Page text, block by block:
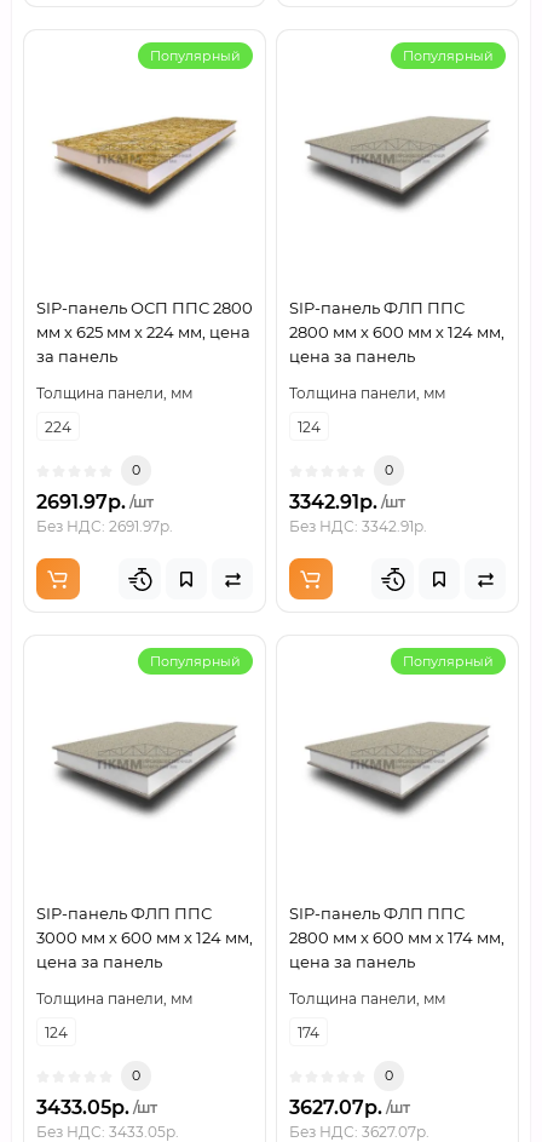
Популярный
SIP-панель ОСП ППС 2800
мм х 625 мм х 224 мм, цена
за панель
Толщина панели, мм
224
0
2691.97р. /шт
Без НДС: 2691.97р.
Популярный
SIP-панель ФЛП ППС
2800 мм х 600 мм х 124 мм,
цена за панель
Толщина панели, мм
124
0
3342.91р. /шт
Без НДС: 3342.91р.
Популярный
SIP-панель ФЛП ППС
3000 мм х 600 мм х 124 мм,
цена за панель
Толщина панели, мм
124
0
3433.05р. /шт
Без НДС: 3433.05р.
Популярный
SIP-панель ФЛП ППС
2800 мм х 600 мм х 174 мм,
цена за панель
Толщина панели, мм
174
0
3627.07р. /шт
Без НДС: 3627.07р.